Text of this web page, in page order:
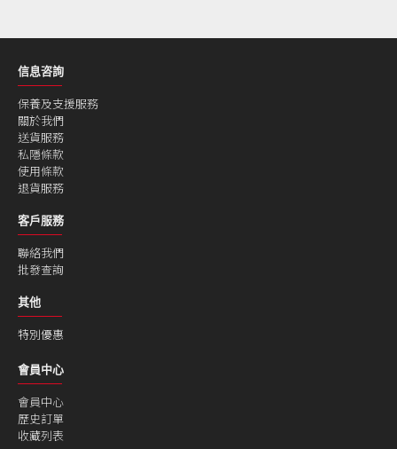
信息咨詢
保養及支援服務
關於我們
送貨服務
私隱條款
使用條款
退貨服務
客戶服務
聯絡我們
批發查詢
其他
特別優惠
會員中心
會員中心
歷史訂單
收藏列表